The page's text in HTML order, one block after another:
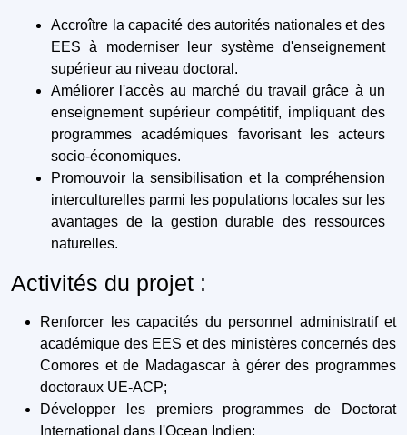
Accroître la capacité des autorités nationales et des
EES à moderniser leur système d'enseignement
supérieur au niveau doctoral.
Améliorer l'accès au marché du travail grâce à un
enseignement supérieur compétitif, impliquant des
programmes académiques favorisant les acteurs
socio-économiques.
Promouvoir la sensibilisation et la compréhension
interculturelles parmi les populations locales sur les
avantages de la gestion durable des ressources
naturelles.
Activités du projet :
Renforcer les capacités du personnel administratif et
académique des EES et des ministères concernés des
Comores et de Madagascar à gérer des programmes
doctoraux UE-ACP;
Développer les premiers programmes de Doctorat
International dans l'Ocean Indien;